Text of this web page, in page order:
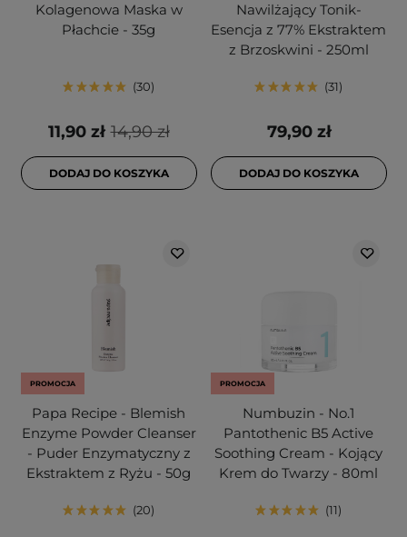
Kolagenowa Maska w
Płachcie - 35g
30
14,90 zł
11,90 zł
DODAJ DO KOSZYKA
Nawilżający Tonik-
Esencja z 77% Ekstraktem
z Brzoskwini - 250ml
31
79,90 zł
DODAJ DO KOSZYKA
PROMOCJA
Papa Recipe - Blemish
Enzyme Powder Cleanser
- Puder Enzymatyczny z
Ekstraktem z Ryżu - 50g
20
PROMOCJA
Numbuzin - No.1
Pantothenic B5 Active
Soothing Cream - Kojący
Krem do Twarzy - 80ml
11